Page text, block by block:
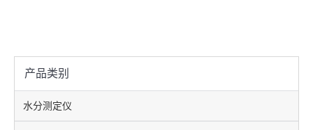
产品类别
水分测定仪